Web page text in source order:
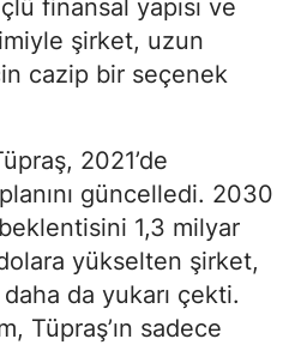
finansal yapısı ve
şirket, uzun
cazip bir seçenek
2021’de
güncelledi. 2030
beklentisini 1,3 milyar
yükselten şirket,
da yukarı çekti.
Tüpraş’ın sadece